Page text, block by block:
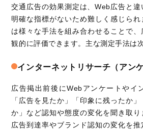
交通広告の効果測定は、Web広告と
明確な指標がないため難しく感じられ
は様々な手法を組み合わせることで
観的に評価できます。主な測定手法は
インターネットリサーチ（アンケ
広告掲出前後にWebアンケートやイ
「広告を見たか」「印象に残ったか
か」など認知や態度の変化を聞き取り
広告到達率やブランド認知の変化を